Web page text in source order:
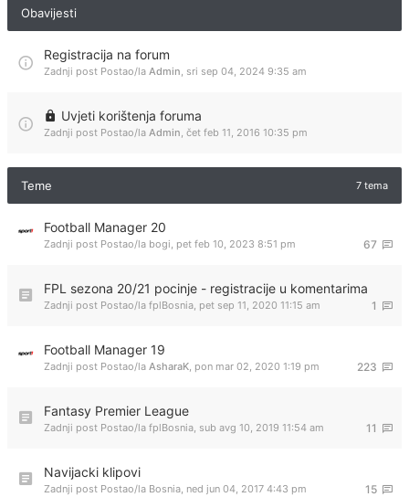
Obavijesti
Registracija na forum
Zadnji post Postao/la Admin, sri sep 04, 2024 9:35 am
Uvjeti korištenja foruma
Zadnji post Postao/la Admin, čet feb 11, 2016 10:35 pm
Teme 7 tema
Football Manager 20
67
Zadnji post Postao/la bogi, pet feb 10, 2023 8:51 pm
FPL sezona 20/21 pocinje - registracije u komentarima
1
Zadnji post Postao/la fplBosnia, pet sep 11, 2020 11:15 am
Football Manager 19
223
Zadnji post Postao/la AsharaK, pon mar 02, 2020 1:19 pm
Fantasy Premier League
11
Zadnji post Postao/la fplBosnia, sub avg 10, 2019 11:54 am
Navijacki klipovi
15
Zadnji post Postao/la Bosnia, ned jun 04, 2017 4:43 pm